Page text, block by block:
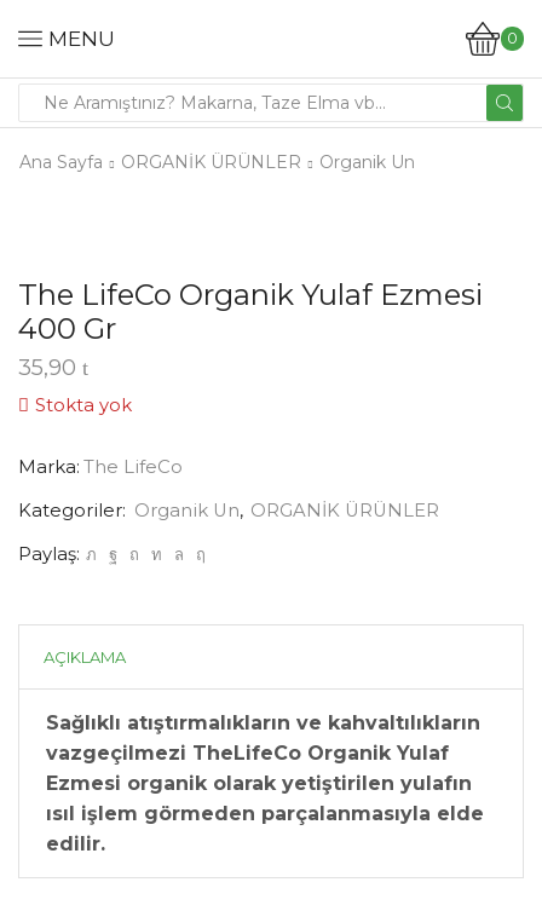
MENU 0
Ana Sayfa ORGANİK ÜRÜNLER Organik Un
The LifeCo Organik Yulaf Ezmesi
400 Gr
35,90
Stokta yok
Marka: The LifeCo
Kategoriler: Organik Un, ORGANİK ÜRÜNLER
Paylaş:
AÇIKLAMA
Sağlıklı atıştırmalıkların ve kahvaltılıkların
vazgeçilmezi TheLifeCo Organik Yulaf
Ezmesi organik olarak yetiştirilen yulafın
ısıl işlem görmeden parçalanmasıyla elde
edilir.